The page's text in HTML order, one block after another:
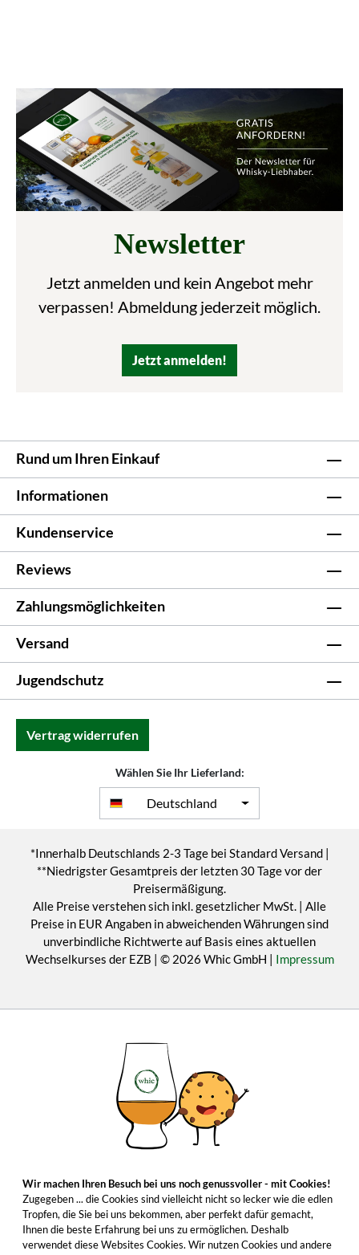
Newsletter
Jetzt anmelden und kein Angebot mehr
verpassen! Abmeldung jederzeit möglich.
Jetzt anmelden!
Rund um Ihren Einkauf
Informationen
Kundenservice
Reviews
Zahlungsmöglichkeiten
Versand
Jugendschutz
Vertrag widerrufen
Wählen Sie Ihr Lieferland:
Deutschland
*Innerhalb Deutschlands 2-3 Tage bei Standard Versand |
**Niedrigster Gesamtpreis der letzten 30 Tage vor der
Preisermäßigung.
Alle Preise verstehen sich inkl. gesetzlicher MwSt. | Alle
Preise in EUR Angaben in abweichenden Währungen sind
unverbindliche Richtwerte auf Basis eines aktuellen
Wechselkurses der EZB | © 2026 Whic GmbH | Impressum
Wir machen Ihren Besuch bei uns noch genussvoller - mit Cookies!
Zugegeben ... die Cookies sind vielleicht nicht so lecker wie die edlen
Tropfen, die Sie bei uns bekommen, aber perfekt dafür gemacht,
Ihnen die beste Erfahrung bei uns zu ermöglichen. Deshalb
verwendet diese Websites Cookies. Wir nutzen Cookies und andere